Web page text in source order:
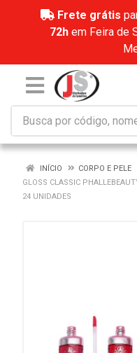
Frete grátis
72hem Feira de
INÍCIO CORPO E PELE
GLOSS CLASSIC
24 UNIDADES